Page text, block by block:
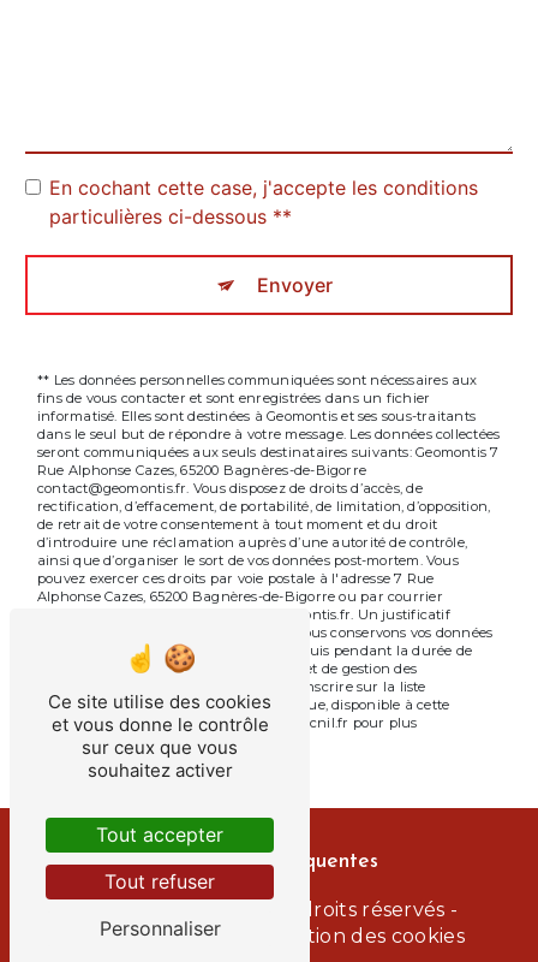
En cochant cette case, j'accepte les conditions
particulières ci-dessous **
Envoyer
** Les données personnelles communiquées sont nécessaires aux
fins de vous contacter et sont enregistrées dans un fichier
informatisé. Elles sont destinées à Geomontis et ses sous-traitants
dans le seul but de répondre à votre message. Les données collectées
seront communiquées aux seuls destinataires suivants: Geomontis 7
Rue Alphonse Cazes, 65200 Bagnères-de-Bigorre
contact@geomontis.fr. Vous disposez de droits d’accès, de
rectification, d’effacement, de portabilité, de limitation, d’opposition,
de retrait de votre consentement à tout moment et du droit
d’introduire une réclamation auprès d’une autorité de contrôle,
ainsi que d’organiser le sort de vos données post-mortem. Vous
pouvez exercer ces droits par voie postale à l'adresse 7 Rue
Alphonse Cazes, 65200 Bagnères-de-Bigorre ou par courrier
électronique à l'adresse contact@geomontis.fr. Un justificatif
d'identité pourra vous être demandé. Nous conservons vos données
pendant la période de prise de contact puis pendant la durée de
prescription légale aux fins probatoires et de gestion des
contentieux. Vous avez le droit de vous inscrire sur la liste
d'opposition au démarchage téléphonique, disponible à cette
adresse:
Bloctel.gouv.fr. Consultez le site cnil.fr pour plus
d’informations sur vos droits.
Recherches fréquentes
- 2026 - Tous droits réservés -
Mentions légales
Gestion des cookies
Ce site utilise des cookies
et vous donne le contrôle
sur ceux que vous
souhaitez activer
Tout accepter
Tout refuser
Personnaliser